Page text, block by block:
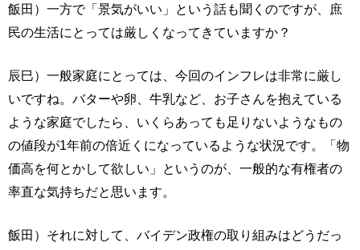
飯田）一方で「景気がいい」という話も聞くのですが、庶
民の生活にとっては厳しくなってきていますか？
辰巳）一般家庭にとっては、今回のインフレは非常に厳し
いですね。バターや卵、牛乳など、お子さんを抱えている
ような家庭でしたら、いくらあっても足りないようなもの
の値段が1年前の倍近くになっているような状況です。「物
価高を何とかして欲しい」というのが、一般的な有権者の
率直な気持ちだと思います。
飯田）それに対して、バイデン政権の取り組みはどうだっ